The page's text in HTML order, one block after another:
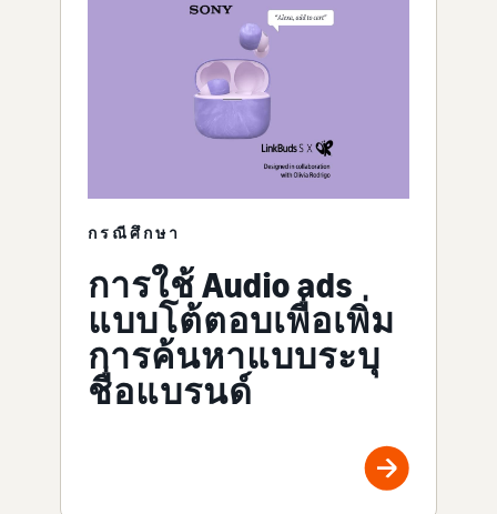
กรณีศึกษา
การใช้ Audio ads
แบบโต้ตอบเพื่อเพิ่ม
การค้นหาแบบระบุ
ชื่อแบรนด์